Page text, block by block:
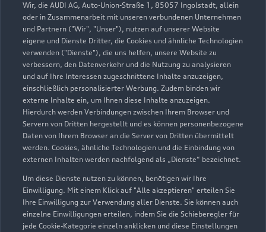
Wir, die AUDI AG, Auto-Union-Straße 1, 85057 Ingolstadt, allein
oder in Zusammenarbeit mit unseren verbundenen Unternehmen
und Partnern ("Wir", "Unser"), nutzen auf unserer Website
eigene und Dienste Dritter, die Cookies und ähnliche Technologien
verwenden ("Dienste"), die uns helfen, unsere Website zu
verbessern, den Datenverkehr und die Nutzung zu analysieren
und auf Ihre Interessen zugeschnittene Inhalte anzuzeigen,
einschließlich personalisierter Werbung. Zudem binden wir
externe Inhalte ein, um Ihnen diese Inhalte anzuzeigen.
Hierdurch werden Verbindungen zwischen Ihrem Browser und
Servern von Dritten hergestellt und es können personenbezogene
Daten von Ihrem Browser an die Server von Dritten übermittelt
werden. Cookies, ähnliche Technologien und die Einbindung von
externen Inhalten werden nachfolgend als „Dienste“ bezeichnet.
Um diese Dienste nutzen zu können, benötigen wir Ihre
Einwilligung. Mit einem Klick auf "Alle akzeptieren" erteilen Sie
Ihre Einwilligung zur Verwendung aller Dienste. Sie können auch
einzelne Einwilligungen erteilen, indem Sie die Schieberegler für
jede Cookie-Kategorie einzeln anklicken und diese Einstellungen
05921 3060
kontakt@autohaus-kruep.de
Kontaktdaten herunterladen
Öffnungszeiten
Verkauf
Geschlossen, öffnet am Montag 08:00
Service